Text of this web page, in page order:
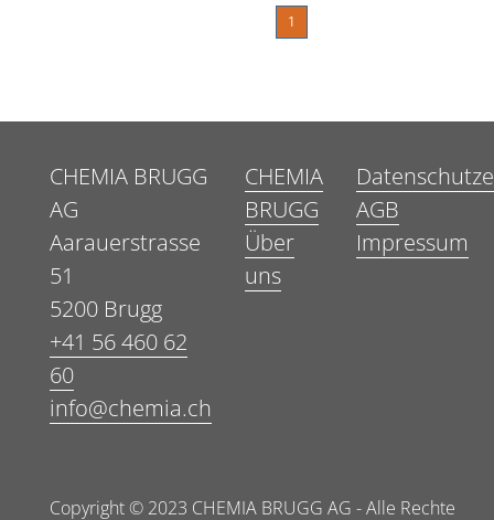
1
CHEMIA BRUGG
AG
Aarauerstrasse
51
5200 Brugg
+41 56 460 62
60
info@chemia.ch
CHEMIA
BRUGG
Über
uns
AGB
Impressum
Copyright © 2023 CHEMIA BRUGG AG - Alle Rechte